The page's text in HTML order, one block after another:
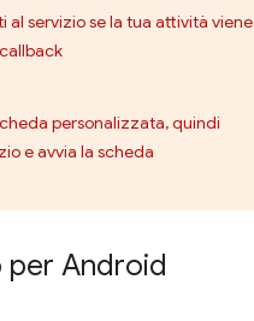
al servizio se la tua attività viene
personalizzata, quindi
e avvia la scheda
per Android